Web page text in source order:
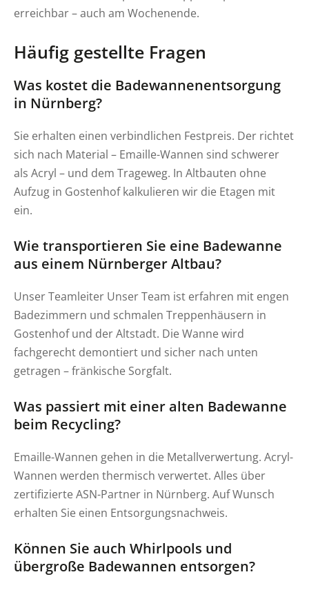
erreichbar – auch am Wochenende.
Häufig gestellte Fragen
Was kostet die Badewannenentsorgung
in Nürnberg?
Sie erhalten einen verbindlichen Festpreis. Der richtet
sich nach Material – Emaille-Wannen sind schwerer
als Acryl – und dem Trageweg. In Altbauten ohne
Aufzug in Gostenhof kalkulieren wir die Etagen mit
ein.
Wie transportieren Sie eine Badewanne
aus einem Nürnberger Altbau?
Unser Teamleiter Unser Team ist erfahren mit engen
Badezimmern und schmalen Treppenhäusern in
Gostenhof und der Altstadt. Die Wanne wird
fachgerecht demontiert und sicher nach unten
getragen – fränkische Sorgfalt.
Was passiert mit einer alten Badewanne
beim Recycling?
Emaille-Wannen gehen in die Metallverwertung. Acryl-
Wannen werden thermisch verwertet. Alles über
zertifizierte ASN-Partner in Nürnberg. Auf Wunsch
erhalten Sie einen Entsorgungsnachweis.
Können Sie auch Whirlpools und
übergroße Badewannen entsorgen?